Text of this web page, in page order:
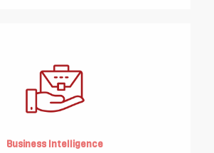
Business Intelligence